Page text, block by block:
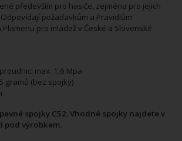
především pro hasiče, zejména pro jejich
požadavkům a Pravidlům
pro mládež v České a Slovenské
max. 1,6 Mpa
gramů (bez spojky)
spojky C52. Vhodné spojky najdete v
pod výrobkem.